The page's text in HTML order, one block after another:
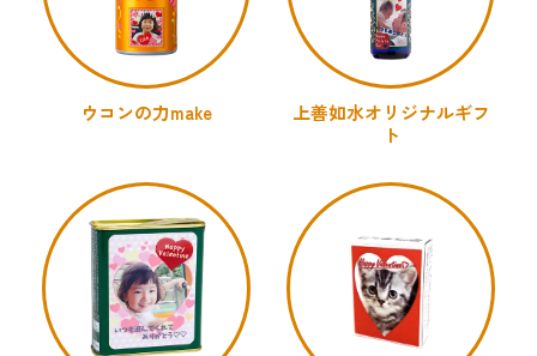
ウコンの力make
上善如水オリジナルギフ
ト